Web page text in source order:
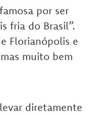
por ser
fria do Brasil”.
Florianópolis e
muito bem
diretamente